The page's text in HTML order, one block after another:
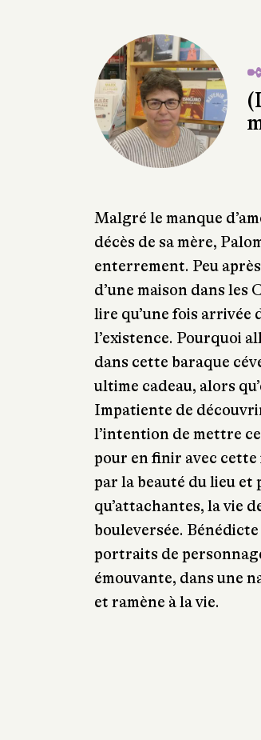
Malgré le manque
décès de sa mère,
enterrement. Peu
d’une maison dans les
lire qu’une fois
l’existence. Pourquoi
dans cette baraque
ultime cadeau, alors
Impatiente de
l’intention de mettre
pour en finir avec cette
par la beauté du lieu
qu’attachantes, la vie
bouleversée.
portraits de
émouvante, dans une
et ramène à la vie.